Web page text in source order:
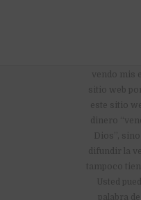
vendo mis
sitio web
este sitio
dinero
Dios”,
difundir la
tampoco
Usted
palabra